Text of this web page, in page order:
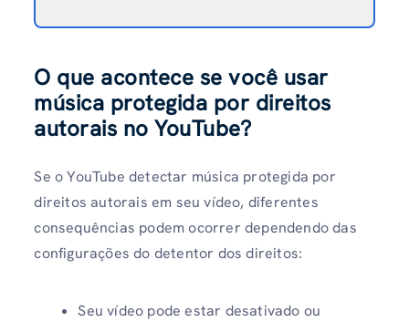
O que acontece se você usar
música protegida por direitos
autorais no YouTube?
Se o YouTube detectar música protegida por
direitos autorais em seu vídeo, diferentes
consequências podem ocorrer dependendo das
configurações do detentor dos direitos:
Seu vídeo pode estar desativado ou